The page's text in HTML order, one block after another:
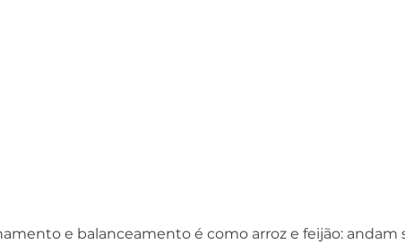
e balanceamento é como arroz e feijão: